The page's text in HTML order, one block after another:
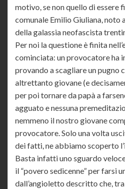
motivo, se non quello di essere
comunale Emilio Giuliana, noto
della galassia neofascista
Per noi la questione è finita
cominciata: un provocatore ha
provando a scagliare un pugno
altrettanto giovane (e
per poi tornare da papà a
agguato e nessuna
nemmeno il nostro giovane
provocatore. Solo una volta
dei fatti, ne abbiamo scoperto
Basta infatti uno sguardo
il “povero sedicenne” per farsi
dall’angioletto descritto che,